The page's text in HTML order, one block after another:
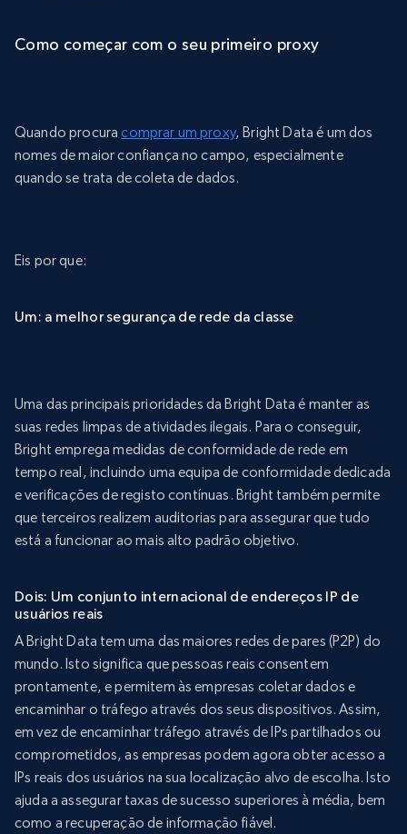
Como começar com o seu primeiro proxy
Quando procuracomprar um proxy, Bright Data é um dos
nomes de maior confiança no campo, especialmente
quando se trata de coleta de dados.
Eis por que:
Um: a melhor segurança de rede da classe
Uma das principais prioridades da Bright Data é manter as
suas redes limpas de atividades ilegais. Para o conseguir,
Bright emprega medidas de conformidade de rede em
tempo real, incluindo uma equipa de conformidade dedicada
e verificações de registo contínuas. Bright também permite
que terceiros realizem auditorias para assegurar que tudo
está a funcionar ao mais alto padrão objetivo.
Dois: Um conjunto internacional de endereços IP de
usuários reais
A Bright Data tem uma das maiores redes de pares (P2P) do
mundo. Isto significa que pessoas reais consentem
prontamente, e permitem às empresas coletar dados e
encaminhar o tráfego através dos seus dispositivos. Assim,
em vez de encaminhar tráfego através de IPs partilhados ou
comprometidos, as empresas podem agora obter acesso a
IPs reais dos usuários na sua localização alvo de escolha. Isto
ajuda a assegurar taxas de sucesso superiores à média, bem
como a recuperação de informação fiável.